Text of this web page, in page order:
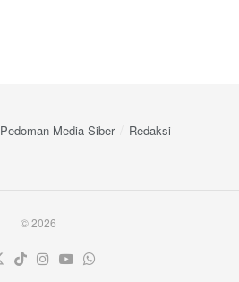
Pedoman Media Siber Redaksi
© 2026